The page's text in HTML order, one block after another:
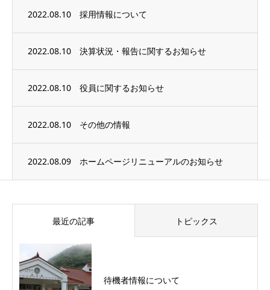
2022.08.10 採用情報について
2022.08.10 決算状況・報告に関するお知らせ
2022.08.10 役員に関するお知らせ
2022.08.10 その他の情報
2022.08.09 ホームページリニューアルのお知らせ
最近の記事 トピックス
待機者情報について